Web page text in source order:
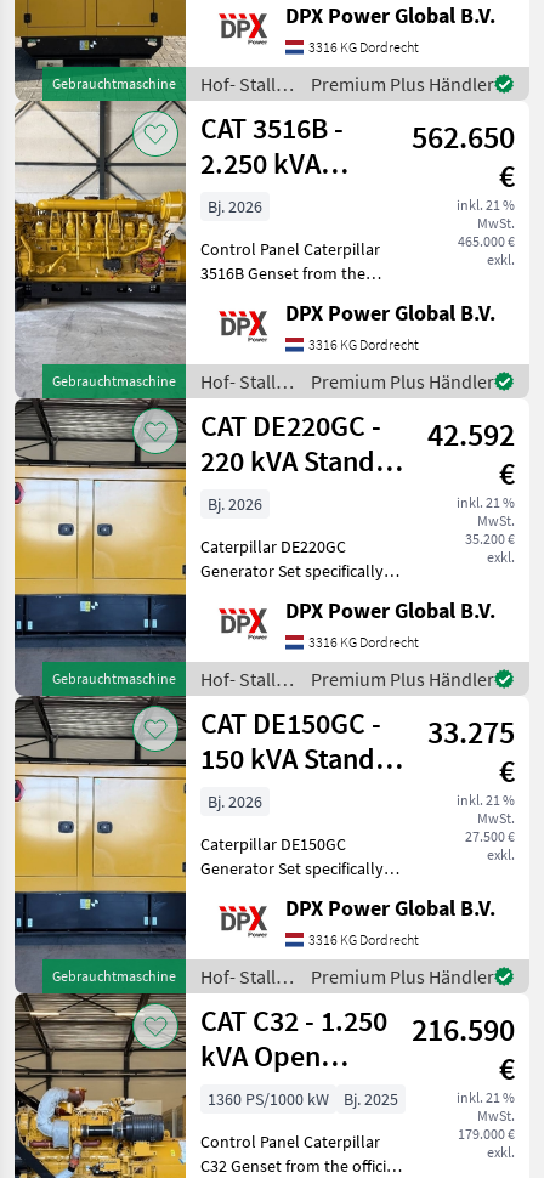
Gebrauchtmaschine
specifically designed for
stand-by duty. Hof- Stall-
und Weidetechnik
Stromgeneratoren
DPX Power Global B.V.
3316 KG Dordrecht
Hof- Stall-
und
Weidetechnik
/ CAT
Premium Plus Händler
Gebrauchtmaschine
CAT 3516B -
2.250 kVA
Generator - DPX-
18106
562.650
€
inkl. 21 %
MwSt.
465.000 €
exkl.
Bj. 2026
Control Panel Caterpillar
3516B Genset from the
Program. Engine is
completely rebuild by CAT
or even unused/surplus. All
other components are us
DPX Power Global B.V.
3316 KG Dordrecht
Hof- Stall-
und
Weidetechnik
/ CAT
Premium Plus Händler
Gebrauchtmaschine
CAT DE220GC -
220 kVA Stand-
by Generator -
DPX-18212
42.592
€
inkl. 21 %
MwSt.
35.200 €
exkl.
Bj. 2026
Caterpillar DE220GC
Generator Set specifically
Tank Battery Control Panel
Steel canopy Including :
coolant heater and battery
charger Hof
DPX Power Global B.V.
3316 KG Dordrecht
Hof- Stall-
und
Weidetechnik
/ CAT
Premium Plus Händler
Gebrauchtmaschine
CAT DE150GC -
150 kVA Stand-
by Generator -
DPX-18209
33.275
€
inkl. 21 %
MwSt.
27.500 €
exkl.
Bj. 2026
Caterpillar DE150GC
Generator Set specifically
Tank Battery Control Panel
Steel canopy Including :
coolant heater and battery
charger Hof
DPX Power Global B.V.
3316 KG Dordrecht
Hof- Stall-
und
Weidetechnik
/ CAT
Premium Plus Händler
CAT C32 - 1.250
kVA Open
Generator - DPX-
18108
216.590
€
inkl. 21 %
MwSt.
179.000 €
exkl.
1360 PS/1000 kW
Bj. 2025
Control Panel Caterpillar
C32 Genset from the official